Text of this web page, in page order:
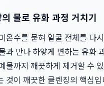
물로 유화 과정 거치기
온수를 묻혀 얼굴 전체를 다
과 만나 하얗게 변하는 유화
물까지 깨끗하게 제거할 수
것이 깨끗한 클렌징의 핵심